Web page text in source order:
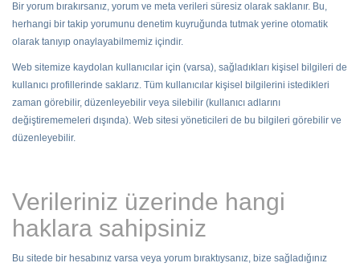
Bir yorum bırakırsanız, yorum ve meta verileri süresiz olarak saklanır. Bu,
herhangi bir takip yorumunu denetim kuyruğunda tutmak yerine otomatik
olarak tanıyıp onaylayabilmemiz içindir.
Web sitemize kaydolan kullanıcılar için (varsa), sağladıkları kişisel bilgileri de
kullanıcı profillerinde saklarız. Tüm kullanıcılar kişisel bilgilerini istedikleri
zaman görebilir, düzenleyebilir veya silebilir (kullanıcı adlarını
değiştirememeleri dışında). Web sitesi yöneticileri de bu bilgileri görebilir ve
düzenleyebilir.
Verileriniz üzerinde hangi
haklara sahipsiniz
Bu sitede bir hesabınız varsa veya yorum bıraktıysanız, bize sağladığınız